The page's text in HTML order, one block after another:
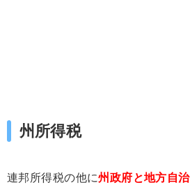
州所得税
連邦所得税の他に州政府と地方自